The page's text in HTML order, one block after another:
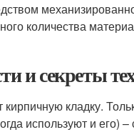
количества
и секреты
кладку.
используют и его)